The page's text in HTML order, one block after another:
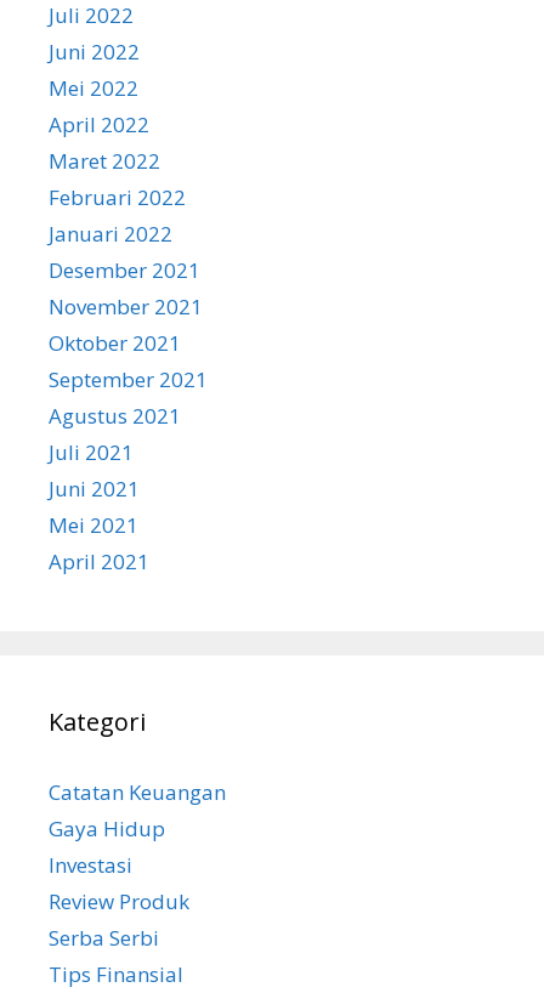
Juli 2022
Juni 2022
Mei 2022
April 2022
Maret 2022
Februari 2022
Januari 2022
Desember 2021
November 2021
Oktober 2021
September 2021
Agustus 2021
Juli 2021
Juni 2021
Mei 2021
April 2021
Kategori
Catatan Keuangan
Gaya Hidup
Investasi
Review Produk
Serba Serbi
Tips Finansial